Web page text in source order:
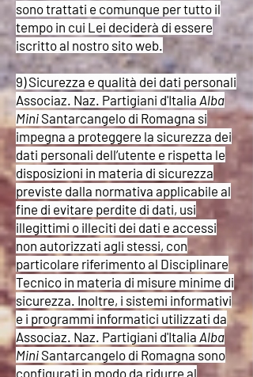
sono trattati e comunque per tutto il
tempo in cui Lei deciderà di essere
iscritto al nostro sito web.
9) Sicurezza e qualità dei dati personali
Associaz. Naz. Partigiani d'Italia Alba
Mini Santarcangelo di Romagna si
impegna a proteggere la sicurezza dei
dati personali dell’utente e rispetta le
disposizioni in materia di sicurezza
previste dalla normativa applicabile al
fine di evitare perdite di dati, usi
illegittimi o illeciti dei dati e accessi
non autorizzati agli stessi, con
particolare riferimento al Disciplinare
Tecnico in materia di misure minime di
sicurezza. Inoltre, i sistemi informativi
e i programmi informatici utilizzati da
Associaz. Naz. Partigiani d'Italia Alba
Mini Santarcangelo di Romagna sono
configurati in modo da ridurre al